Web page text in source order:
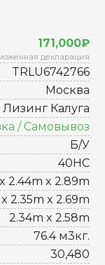
171,000₽
декларация
TRLU6742766
Москва
Калуга
/ Самовывоз
Б/У
40HC
2.44m x 2.89m
2.35m x 2.69m
2.34m x 2.58m
76.4 м3кг.
30,480